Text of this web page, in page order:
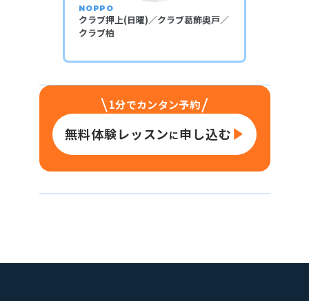
NOPPO
クラブ押上(日曜)／クラブ葛飾奥戸／
クラブ柏
1分でカンタン予約
無料体験レッスンに申し込む